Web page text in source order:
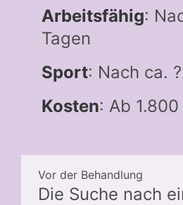
Arbeitsfähig:
Tagen
Sport: Nach ca.
Kosten: Ab 1.800
Vor der Behandlung
Die Suche nach